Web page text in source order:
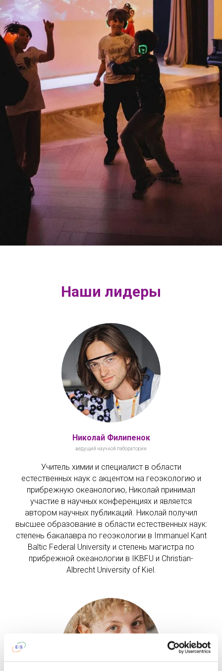
Наши лидеры
Николай Филипенок
ведущий научной лаборатории
Учитель химии и специалист в области
естественных наук с акцентом на геоэкологию и
прибрежную океанологию, Николай принимал
участие в научных конференциях и является
автором научных публикаций. Николай получил
высшее образование в области естественных наук:
степень бакалавра по геоэкологии в Immanuel Kant
Baltic Federal University и степень магистра по
прибрежной океанологии в IKBFU и Christian-
Albrecht University of Kiel.